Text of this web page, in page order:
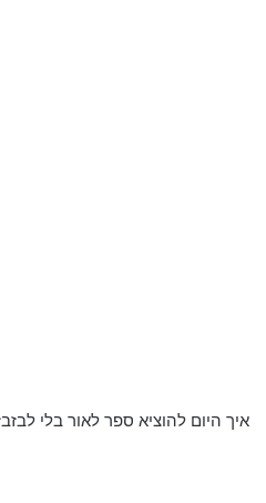
איך היום להוציא ספר לאור בלי